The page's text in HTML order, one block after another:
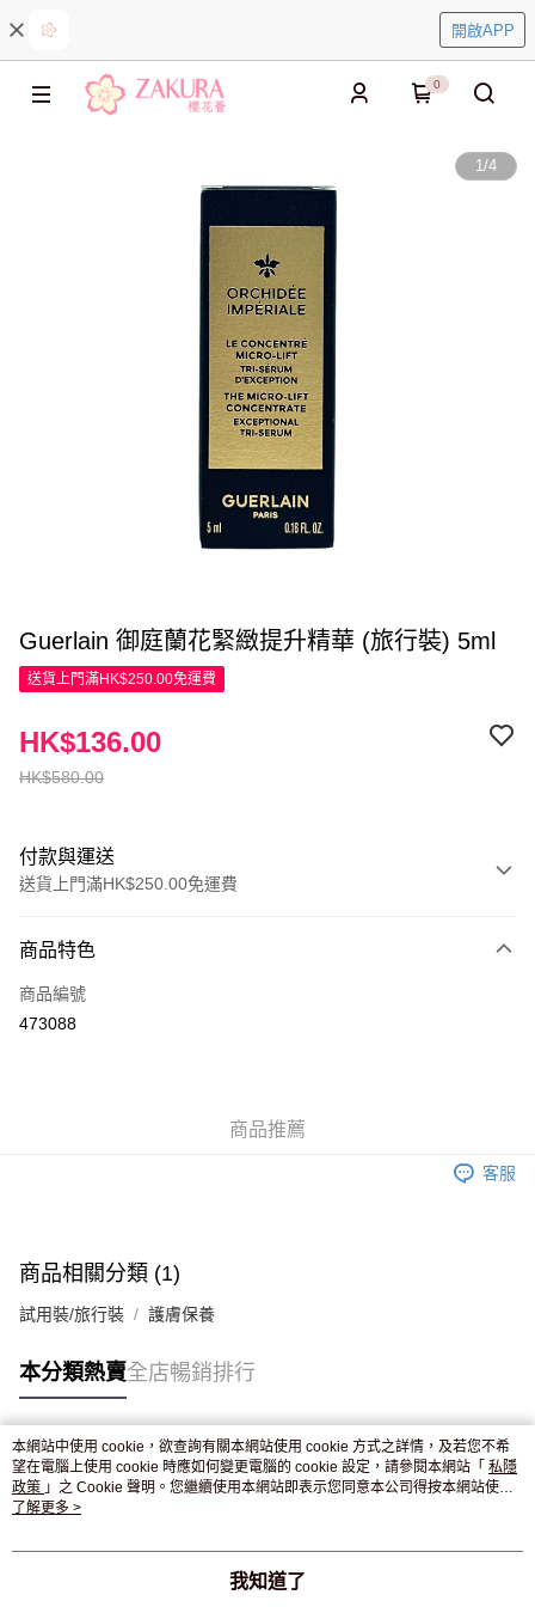
開啟APP
0
1/4
Guerlain 御庭蘭花緊緻提升精華 (旅行裝) 5ml
送貨上門滿HK$250.00免運費
HK$580.00
HK$136.00
付款與運送
送貨上門滿HK$250.00免運費
信用卡
Apple Pay
商品特色
商品編號
473088
商品推薦
客服
商品相關分類 (1)
試用裝/旅行裝 護膚保養
本分類熱賣全店暢銷排行
熱門標籤
熱銷排行
本網站中使用 cookie，欲查詢有關本網站使用 cookie 方式之詳情，及若您不希
望在電腦上使用 cookie 時應如何變更電腦的 cookie 設定，請參閱本網站「 私隱
政策 」之 Cookie 聲明。您繼續使用本網站即表示您同意本公司得按本網站使用
條款之 Cookie 聲明使用 cookie。
了解更多 >
我知道了